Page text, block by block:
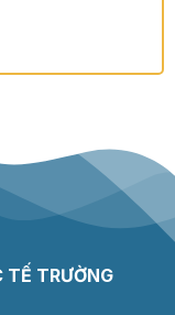
TẾ TRƯỜNG